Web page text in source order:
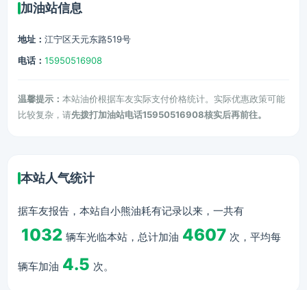
加油站信息
地址： 江宁区天元东路519号
电话： 15950516908
温馨提示： 本站油价根据车友实际支付价格统计。实际优惠政策可能
比较复杂，请先拨打加油站电话15950516908核实后再前往。
本站人气统计
据车友报告，本站自小熊油耗有记录以来，一共有
1032 辆车光临本站，总计加油 4607 次，平均每
辆车加油 4.5 次。